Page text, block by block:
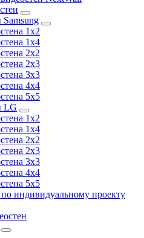
1x2
1x4
2x2
2х3
3x3
4x4
5x5
LG
1x2
1x4
2x2
2x3
3x3
4x4
5x5
индивидуальному проекту